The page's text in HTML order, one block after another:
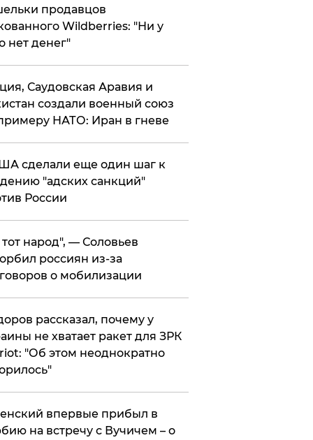
продавцов
Wildberries: "Ни у
нет денег"
Саудовская Аравия и
создали военный союз
НАТО: Иран в гневе
сделали еще один шаг к
"адских санкций"
России
народ", — Соловьев
россиян из-за
о мобилизации
рассказал, почему у
не хватает ракет для ЗРК
"Об этом неоднократно
впервые прибыл в
на встречу с Вучичем – о